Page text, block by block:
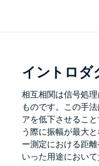
イントロダ
相互相関は信号処
ものです。この手
アを低下させるこ
う際に振幅が最大
ー測定における距
いった用途において